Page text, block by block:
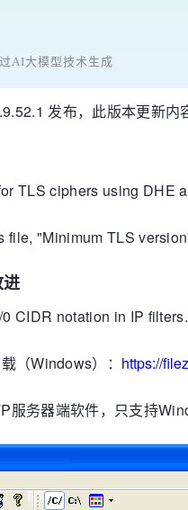
AI大模型技术生成
发布，此版本更新内
TLS ciphers using DHE
file, "Minimum TLS
CIDR notation in IP filters.
（Windows）： https://
服务器端软件，只支持